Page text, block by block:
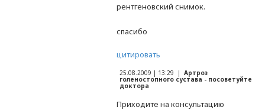
рентгеновский снимок.
спасибо
цитировать
25.08.2009 | 13:29 | Артроз
голеностопного сустава - посоветуйте
доктора
Приходите на консультацию